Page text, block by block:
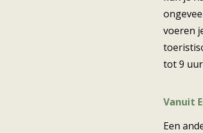
voeren
tot 9
Vanuit
Een